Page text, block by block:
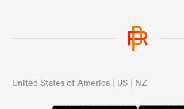
United States of America | US | NZ